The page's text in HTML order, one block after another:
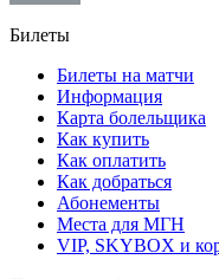
Билеты
Билеты на матчи
Информация
Карта болельщика
Как купить
Как оплатить
Как добраться
Абонементы
Места для МГН
VIP, SKYBOX и